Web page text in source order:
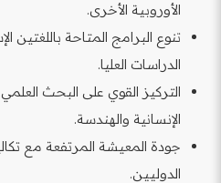
الأوروبية الأخرى.
تنوع البرامج المتاحة باللغتين
الدراسات العليا.
التركيز القوي على البحث
الإنسانية والهندسة.
جودة المعيشة المرتفعة مع
الدوليين.